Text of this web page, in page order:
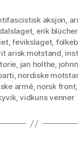
aksjon,
, erik blücher
,fevikslaget,
arisk motstand,
, jan holthe,
, nordiske
armé, norsk front,
,vidkuns venner